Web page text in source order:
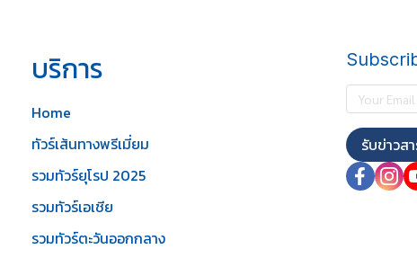
บริการ
Home
ทัวร์เส้นทางพรีเมี่ยม
รวมทัวร์ยุโรป 2025
รวมทัวร์เอเชีย
รวมทัวร์ตะวันออกกลาง
รับข่าวส